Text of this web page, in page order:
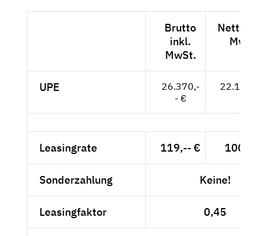
Brutto
inkl.
MwSt.
Netto
MwSt.
UPE
26.370,-
- €
22.160,--
Leasingrate 119,-- € 100,-- €
Sonderzahlung Keine!
Leasingfaktor 0,45